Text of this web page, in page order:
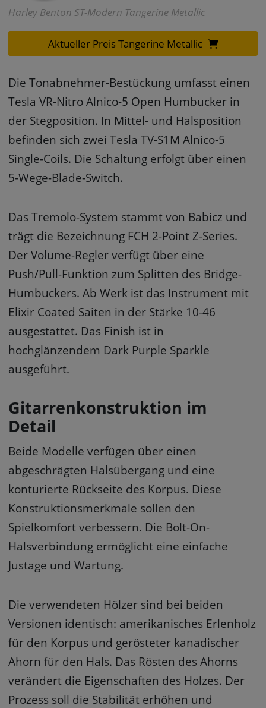
Harley Benton ST-Modern Tangerine Metallic
Aktueller Preis Tangerine Metallic
Die Tonabnehmer-Bestückung umfasst einen
Tesla VR-Nitro Alnico-5 Open Humbucker in
der Stegposition. In Mittel- und Halsposition
befinden sich zwei Tesla TV-S1M Alnico-5
Single-Coils. Die Schaltung erfolgt über einen
5-Wege-Blade-Switch.
Das Tremolo-System stammt von Babicz und
trägt die Bezeichnung FCH 2-Point Z-Series.
Der Volume-Regler verfügt über eine
Push/Pull-Funktion zum Splitten des Bridge-
Humbuckers. Ab Werk ist das Instrument mit
Elixir Coated Saiten in der Stärke 10-46
ausgestattet. Das Finish ist in
hochglänzendem Dark Purple Sparkle
ausgeführt.
Gitarrenkonstruktion im
Detail
Beide Modelle verfügen über einen
abgeschrägten Halsübergang und eine
konturierte Rückseite des Korpus. Diese
Konstruktionsmerkmale sollen den
Spielkomfort verbessern. Die Bolt-On-
Halsverbindung ermöglicht eine einfache
Justage und Wartung.
Die verwendeten Hölzer sind bei beiden
Versionen identisch: amerikanisches Erlenholz
für den Korpus und gerösteter kanadischer
Ahorn für den Hals. Das Rösten des Ahorns
verändert die Eigenschaften des Holzes. Der
Prozess soll die Stabilität erhöhen und